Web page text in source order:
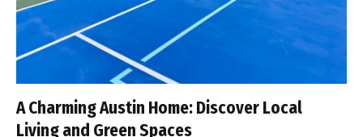
A Charming Austin Home: Discover Local
Living and Green Spaces